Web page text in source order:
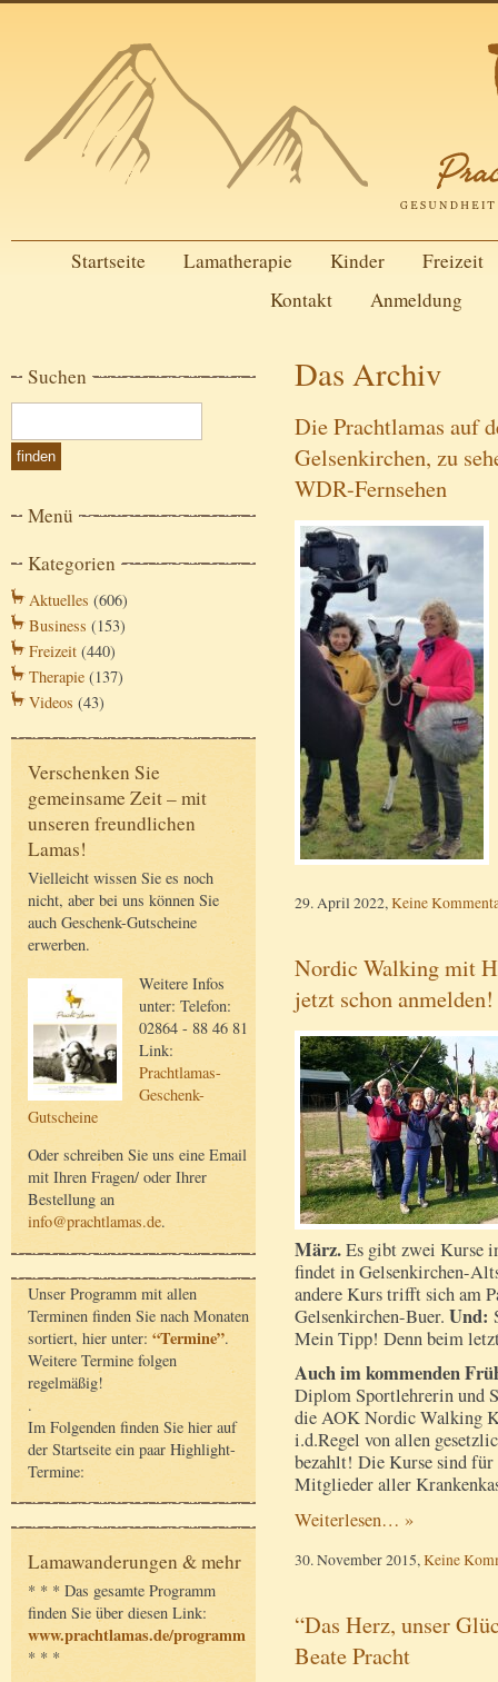
Startseite Lamatherapie Kinder
Freizeit
Kontakt
Anmeldung
Suchen
Menü
Kategorien
Aktuelles (606)
Business (153)
Freizeit (440)
Therapie (137)
Videos (43)
Verschenken Sie
gemeinsame Zeit – mit
unseren freundlichen
Lamas!
Vielleicht wissen Sie es noch
nicht, aber bei uns können Sie
auch Geschenk-Gutscheine
erwerben.
Weitere Infos
unter: Telefon:
02864 - 88 46 81
Link:
Prachtlamas-
Geschenk-
Gutscheine
Oder schreiben Sie uns eine Email
mit Ihren Fragen/ oder Ihrer
Bestellung an
info@prachtlamas.de.
Unser Programm mit allen
Terminen finden Sie nach Monaten
sortiert, hier unter: “Termine”.
Weitere Termine folgen
regelmäßig!
.
Im Folgenden finden Sie hier auf
der Startseite ein paar Highlight-
Termine:
Lamawanderungen & mehr
* * * Das gesamte Programm
finden Sie über diesen Link:
www.prachtlamas.de/programm
* * *
Das Archiv
Die Prachtlamas auf
Gelsenkirchen, zu
WDR-Fernsehen
29. April 2022,Keine
Nordic Walking mit
jetzt schon anmelden!
März.Es gibt zwei Kurse
findet in Gelsenkirchen-
andere Kurs trifft sich am
Gelsenkirchen-Buer. Und:
Mein Tipp! Denn beim
Auch im kommenden
Diplom Sportlehrerin und
die AOK Nordic Walking
i.d.Regel von allen
bezahlt! Die Kurse sind
Mitglieder aller
Weiterlesen… »
30. November 2015,Keine
“Das Herz, unser
Beate Pracht